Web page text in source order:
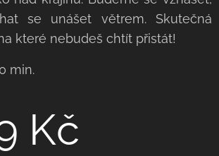
se unášet větrem. Skutečná
které nebudeš chtít přistát!
min.
Kč